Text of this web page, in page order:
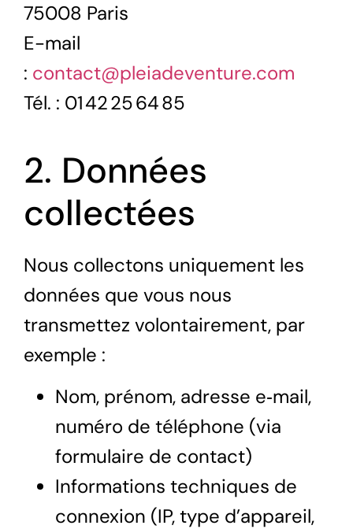
75008 Paris
E-mail
: contact@pleiadeventure.com
Tél. : 01 42 25 64 85
2. Données
collectées
Nous collectons uniquement les
données que vous nous
transmettez volontairement, par
exemple :
Nom, prénom, adresse e‑mail,
numéro de téléphone (via
formulaire de contact)
Informations techniques de
connexion (IP, type d’appareil,